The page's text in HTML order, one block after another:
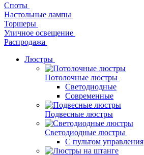
Споты
Настольные лампы
Торшеры
Уличное освещение
Распродажа
Люстры
Потолочные люстры
Светодиодные
Современные
Подвесные люстры
Светодиодные люстры
С пультом управления